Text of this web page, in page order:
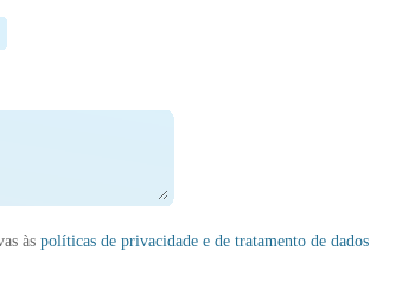
às políticas de privacidade e de tratamento de dados